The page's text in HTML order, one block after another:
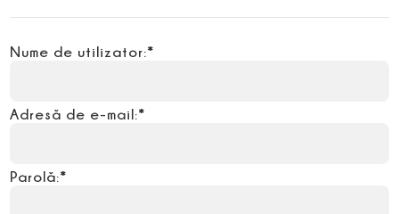
Nume de utilizator:*
Adresă de e-mail:*
Parolă:*